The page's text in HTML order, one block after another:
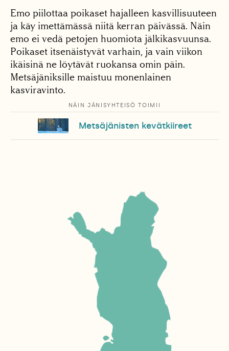
Emo piilottaa poikaset hajalleen kasvillisuuteen
ja käy imettämässä niitä kerran päivässä. Näin
emo ei vedä petojen huomiota jälkikasvuunsa.
Poikaset itsenäistyvät varhain, ja vain viikon
ikäisinä ne löytävät ruokansa omin päin.
Metsäjäniksille maistuu monenlainen
kasviravinto.
NÄIN JÄNISYHTEISÖ TOIMII
Metsäjänisten kevätkiireet